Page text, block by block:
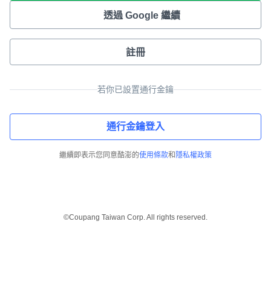
透過 Google 繼續
註冊
若你已設置通行金鑰
通行金鑰登入
繼續即表示您同意酷澎的使用條款和 隱私權政策
©Coupang Taiwan Corp. All rights reserved.